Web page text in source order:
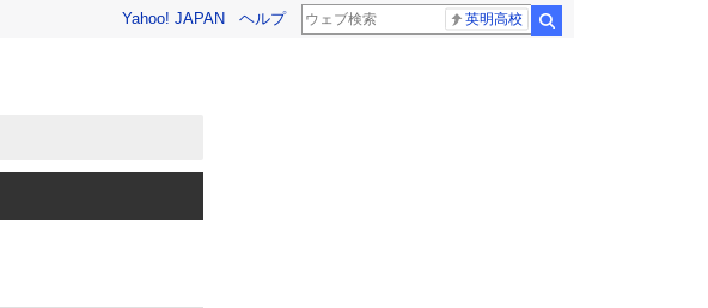
Yahoo! JAPAN ヘルプ 英明高校